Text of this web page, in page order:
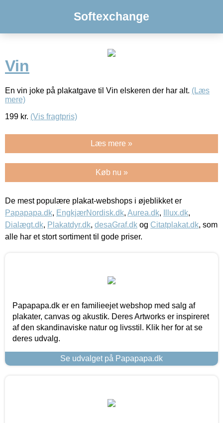
Softexchange
Vin
En vin joke på plakatgave til Vin elskeren der har alt. (Læs
mere)
199 kr. (Vis fragtpris)
Læs mere »
Køb nu »
De mest populære plakat-webshops i øjeblikket er
Papapapa.dk, EngkjærNordisk.dk, Aurea.dk, Illux.dk,
Dialægt.dk, Plakatdyr.dk, desaGraf.dk og Citatplakat.dk, som
alle har et stort sortiment til gode priser.
Papapapa.dk er en familieejet webshop med salg af
plakater, canvas og akustik. Deres Artworks er inspireret
af den skandinaviske natur og livsstil. Klik her for at se
deres udvalg.
Se udvalget på Papapapa.dk